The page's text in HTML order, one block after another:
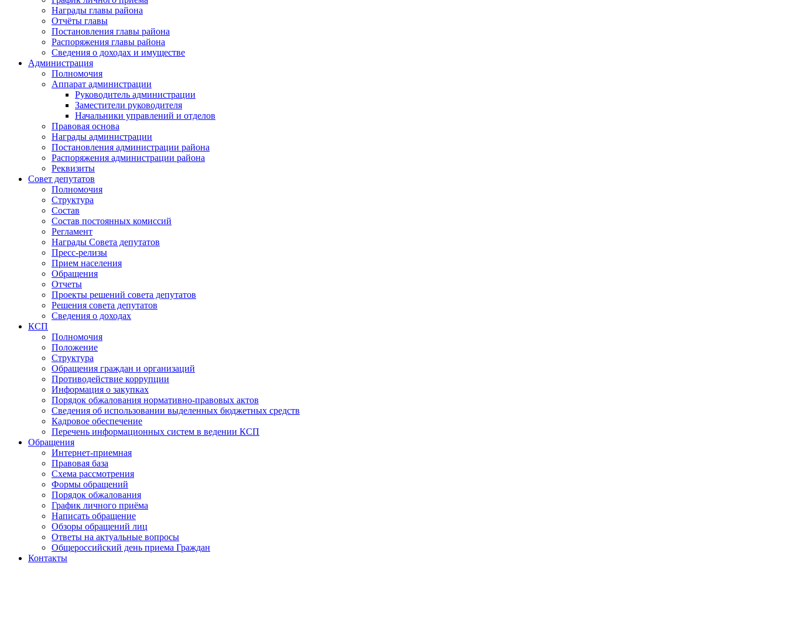
Награды главы района
Отчёты главы
Постановления главы района
Распоряжения главы района
Сведения о доходах и имуществе
Администрация
Полномочия
Аппарат администрации
Руководитель администрации
Заместители руководителя
Начальники управлений и отделов
Правовая основа
Награды администрации
Постановления администрации района
Распоряжения администрации района
Реквизиты
Совет депутатов
Полномочия
Структура
Состав
Состав постоянных комиссий
Регламент
Награды Совета депутатов
Пресс-релизы
Прием населения
Обращения
Отчеты
Проекты решений совета депутатов
Решения совета депутатов
Сведения о доходах
КСП
Полномочия
Положение
Структура
Обращения граждан и организаций
Противодействие коррупции
Информация о закупках
Порядок обжалования нормативно-правовых актов
Сведения об использовании выделенных бюджетных средств
Кадровое обеспечение
Перечень информационных систем в ведении КСП
Обращения
Интернет-приемная
Правовая база
Схема рассмотрения
Формы обращений
Порядок обжалования
График личного приёма
Написать обращение
Обзоры обращений лиц
Ответы на актуальные вопросы
Общероссийский день приема Граждан
Контакты